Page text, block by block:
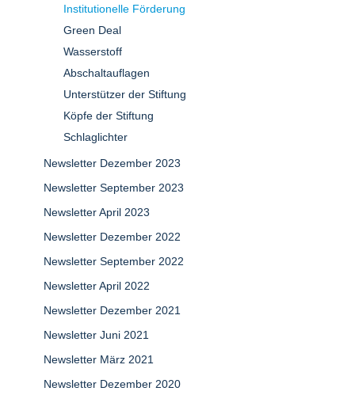
Institutionelle Förderung
Green Deal
Wasserstoff
Abschaltauflagen
Unterstützer der Stiftung
Köpfe der Stiftung
Schlaglichter
Newsletter Dezember 2023
Newsletter September 2023
Newsletter April 2023
Newsletter Dezember 2022
Newsletter September 2022
Newsletter April 2022
Newsletter Dezember 2021
Newsletter Juni 2021
Newsletter März 2021
Newsletter Dezember 2020